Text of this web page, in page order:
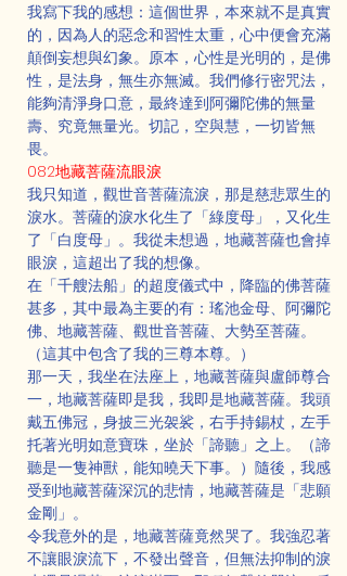
我寫下我的感想：這個世界，本來就不是真實
的，因為人的惡念和習性太重，心中便會充滿
顛倒妄想與幻象。原本，心性是光明的，是佛
性，是法身，無生亦無滅。我們修行密咒法，
能夠清淨身口意，最終達到阿彌陀佛的無量
壽、究竟無量光。切記，空與慧，一切皆無
畏。
082地藏菩薩流眼淚
我只知道，觀世音菩薩流淚，那是慈悲眾生的
淚水。菩薩的淚水化生了「綠度母」，又化生
了「白度母」。我從未想過，地藏菩薩也會掉
眼淚，這超出了我的想像。
在「千艘法船」的超度儀式中，降臨的佛菩薩
甚多，其中最為主要的有：瑤池金母、阿彌陀
佛、地藏菩薩、觀世音菩薩、大勢至菩薩。
（這其中包含了我的三尊本尊。）
那一天，我坐在法座上，地藏菩薩與盧師尊合
一，地藏菩薩即是我，我即是地藏菩薩。我頭
戴五佛冠，身披三光袈裟，右手持錫杖，左手
托著光明如意寶珠，坐於「諦聽」之上。（諦
聽是一隻神獸，能知曉天下事。）隨後，我感
受到地藏菩薩深沉的悲情，地藏菩薩是「悲願
金剛」。
令我意外的是，地藏菩薩竟然哭了。我強忍著
不讓眼淚流下，不發出聲音，但無法抑制的淚